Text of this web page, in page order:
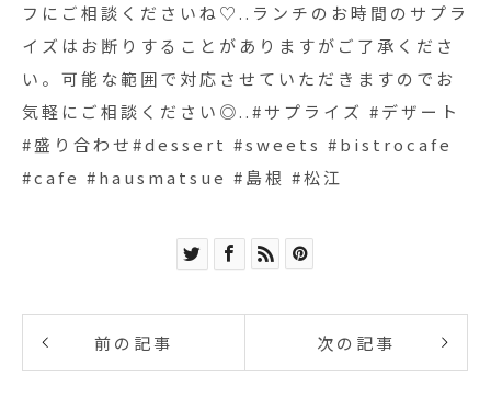
フにご相談くださいね︎♡..︎ランチのお時間のサプラ
イズはお断りすることがありますがご了承くださ
い。可能な範囲で対応させていただきますのでお
気軽にご相談ください◎..#サプライズ #デザート
#盛り合わせ#dessert #sweets #bistrocafe
#cafe #hausmatsue #島根 #松江
前の記事 次の記事